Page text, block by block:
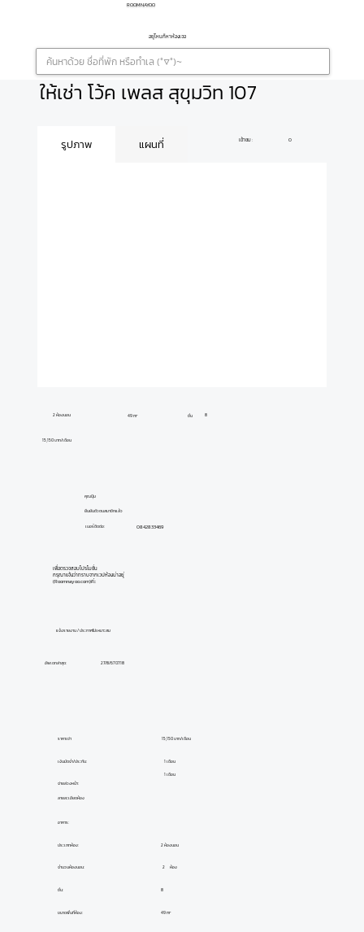
ROOMNAYOO
อยู่ไหนก็หาห้องเจอ
ให้เช่า โว้ค เพลส สุขุมวิท 107
คุณปุ้ม
เบอร์ติดต่อ:
ยืนยันตัวตนสมาชิกแล้ว
อัพเดทล่าสุด: 27/8/67 07:18
0842833469
เพื่อตรวจสอบโปรโมชั่น
กรุณาแจ้งว่าทราบจากเวปห้องน่าอยู่
(Roomnayoo.com)ค่ะ
แจ้งรายงาน / ประกาศไม่เหมาะสม
2 ห้องนอน 8
ชั้น
49 m²
15,150 บาท/เดือน
รูปภาพ แผนที่ เข้าชม : 0
ลายละเอียดห้อง
อาคาร:
ประเภทห้อง:
จำนวนห้องนอน:
ชั้น:
ขนาดพื้นที่ห้อง:
2 ห้องนอน
2
8
49 m²
ห้อง
ราคาเช่า
เงินมัดจำ/ประกัน:
จ่ายล่วงหน้า:
15,150 บาท/เดือน
1 เดือน
1 เดือน